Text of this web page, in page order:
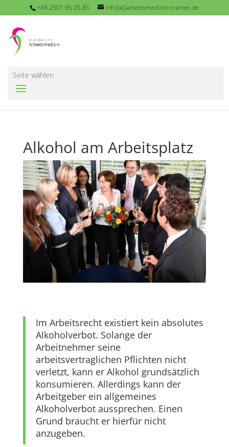
+49 2501 95 05 85 info[at]arbeitsmedizin-cramer.de
Seite wählen
Alkohol am Arbeitsplatz
Im Arbeitsrecht existiert kein absolutes
Alkoholverbot. Solange der
Arbeitnehmer seine
arbeitsvertraglichen Pflichten nicht
verletzt, kann er Alkohol grundsätzlich
konsumieren. Allerdings kann der
Arbeitgeber ein allgemeines
Alkoholverbot aussprechen. Einen
Grund braucht er hierfür nicht
anzugeben.